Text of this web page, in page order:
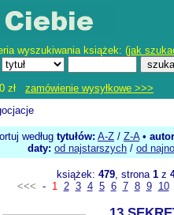
wyszukiwania książek: (jak
zł zamówienie wysyłkowe >>>
według tytułów: A-Z / Z-A•
daty: od najstarszych / od
książek: 479, strona 1z
<<< - 1 2 3 4 5 6 7 8 9 10